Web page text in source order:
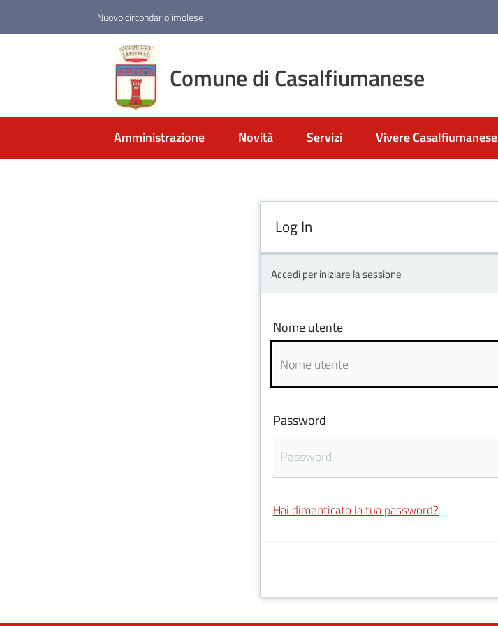
Nuovo circondario imolese
Comune di Casalfiumanese
Amministrazione Novità Servizi Vivere Casalfiumanese
Log In
Accedi per iniziare la sessione
Nome utente
Password
Hai dimenticato la tua password?